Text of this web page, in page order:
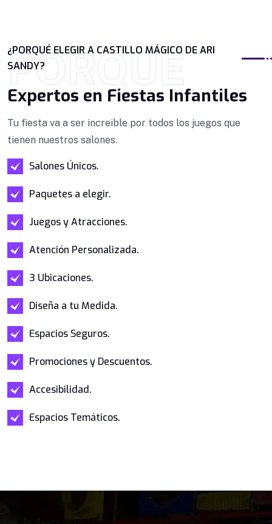
PORQUÉ
¿PORQUÉ ELEGIR A CASTILLO MÁGICO DE ARI
SANDY?
Expertos en Fiestas Infantiles
Tu fiesta va a ser increible por todos los juegos que
tienen nuestros salones.
Salones Únicos.
Paquetes a elegir.
Juegos y Atracciones.
Atención Personalizada.
3 Ubicaciones.
Diseña a tu Medida.
Espacios Seguros.
Promociones y Descuentos.
Accesibilidad.
Espacios Temáticos.